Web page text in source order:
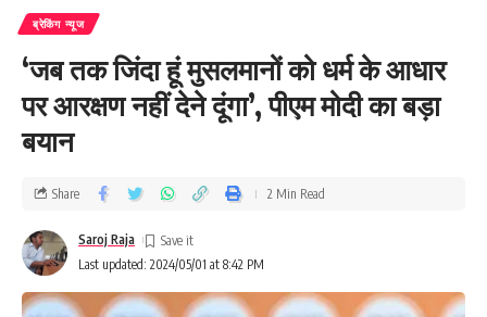
ब्रेकिंग न्यूज
‘जब तक जिंदा हूं मुसलमानों को धर्म के आधार
पर आरक्षण नहीं देने दूंगा’, पीएम मोदी का बड़ा
बयान
Last updated: 2024/05/01 at 8:42 PM
Saroj Raja
Share 2 Min Read